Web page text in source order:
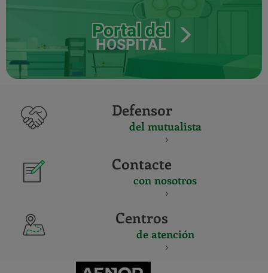
Portal del
HOSPITAL
Defensor
del mutualista
Contacte
con nosotros
Centros
de atención